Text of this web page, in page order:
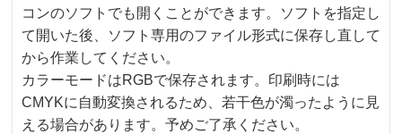
コンのソフトでも開くことができます。ソフトを指定し
て開いた後、ソフト専用のファイル形式に保存し直して
から作業してください。
カラーモードはRGBで保存されます。印刷時には
CMYKに自動変換されるため、若干色が濁ったように見
える場合があります。予めご了承ください。